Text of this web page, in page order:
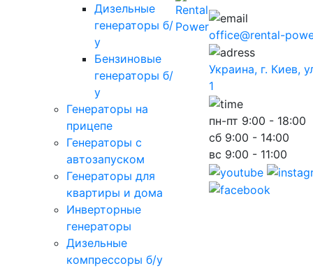
Дизельные
генераторы б/
у
Бензиновые
генераторы б/
у
Генераторы на
прицепе
Генераторы с
автозапуском
Генераторы для
квартиры и дома
Инверторные
генераторы
Дизельные
компрессоры б/у
office@rental-
Украина, г. Киев,
1
пн-пт 9:00 - 18:00
сб 9:00 - 14:00
вс 9:00 - 11:00